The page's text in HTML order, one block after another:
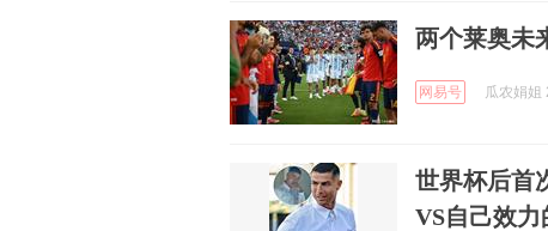
两个莱奥未
网易号 瓜农娟
世界杯后首
VS自己效力